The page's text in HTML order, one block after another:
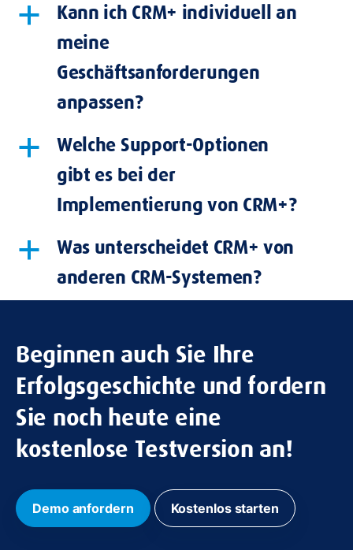
a
Kann ich CRM+ individuell an
meine
Geschäftsanforderungen
anpassen?
a
Welche Support-Optionen
gibt es bei der
Implementierung von CRM+?
a
Was unterscheidet CRM+ von
anderen CRM-Systemen?
Beginnen auch Sie Ihre
Erfolgsgeschichte und fordern
Sie noch heute eine
kostenlose Testversion an!
Demo anfordern Kostenlos starten